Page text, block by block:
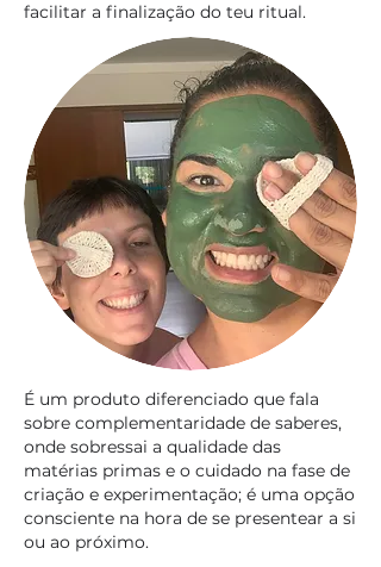
facilitar a finalização do teu ritual.
É um produto diferenciado que fala
sobre complementaridade de saberes,
onde sobressai a qualidade das
matérias primas e o cuidado na fase de
criação e experimentação; é uma opção
consciente na hora de se presentear a si
ou ao próximo.